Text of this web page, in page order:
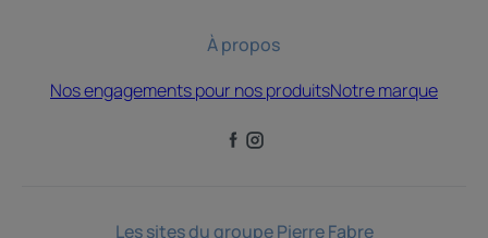
À propos
Nos engagements pour nos produitsNotre marque
Les sites du groupe Pierre Fabre